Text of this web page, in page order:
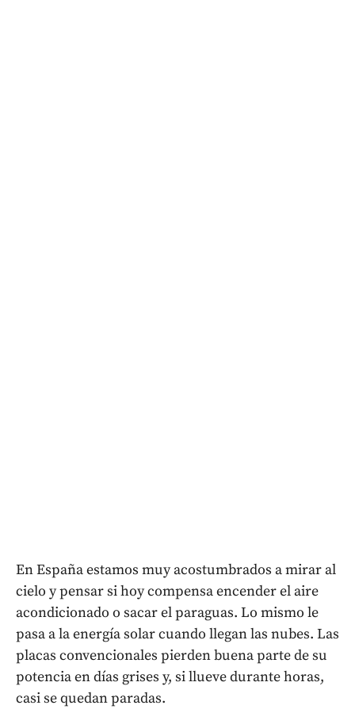
En España estamos muy acostumbrados a mirar al
cielo y pensar si hoy compensa encender el aire
acondicionado o sacar el paraguas. Lo mismo le
pasa a la energía solar cuando llegan las nubes. Las
placas convencionales pierden buena parte de su
potencia en días grises y, si llueve durante horas,
casi se quedan paradas.